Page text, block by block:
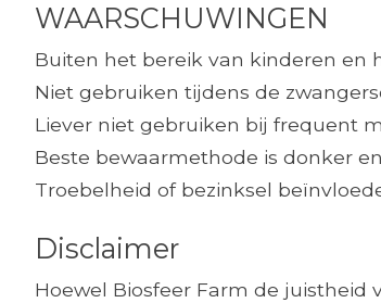
WAARSCHUWINGEN
Buiten het bereik van kinderen en
Niet gebruiken tijdens de
Liever niet gebruiken bij frequent
Beste bewaarmethode is donker
Troebelheid of bezinksel
Disclaimer
Hoewel Biosfeer Farm de